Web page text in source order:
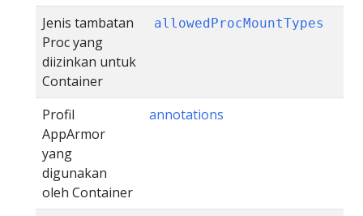
Jenis tambatan
Proc yang
diizinkan untuk
Container
allowedProcMountTypes
Profil
AppArmor
yang
digunakan
oleh Container
annotations